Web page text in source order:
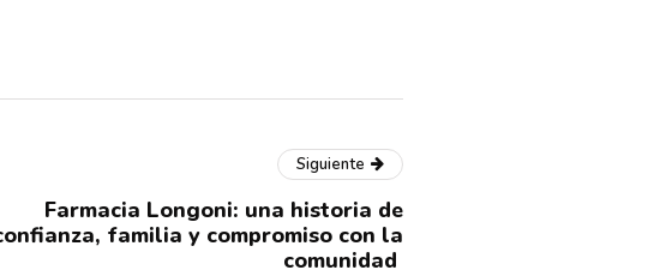
Siguiente
Farmacia Longoni: una historia de
familia y compromiso con la
comunidad